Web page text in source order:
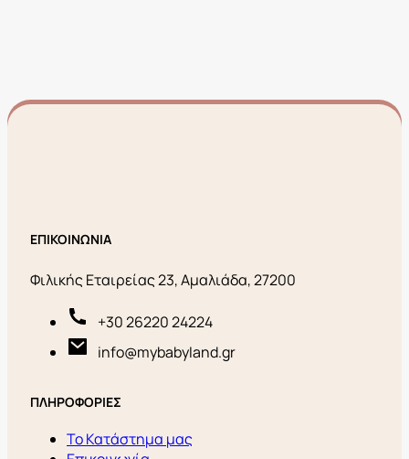
ΕΠΙΚΟΙΝΩΝΙΑ
Φιλικής Εταιρείας 23, Αμαλιάδα, 27200
+30 26220 24224
info@mybabyland.gr
ΠΛΗΡΟΦΟΡΙΕΣ
Το Κατάστημα μας